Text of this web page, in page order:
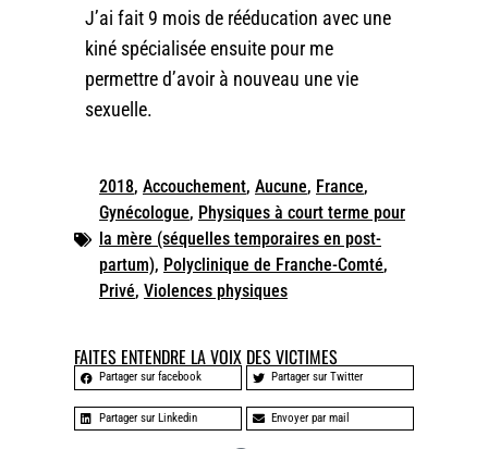
J’ai fait 9 mois de rééducation avec une
kiné spécialisée ensuite pour me
permettre d’avoir à nouveau une vie
sexuelle.
2018, Accouchement, Aucune, France,
Gynécologue, Physiques à court terme pour
la mère (séquelles temporaires en post-
partum), Polyclinique de Franche-Comté,
Privé, Violences physiques
FAITES ENTENDRE LA VOIX DES VICTIMES
Partager sur facebook Partager sur Twitter
Partager sur Linkedin Envoyer par mail